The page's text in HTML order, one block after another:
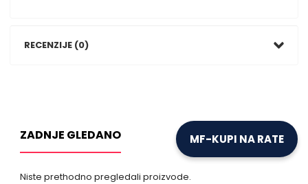
RECENZIJE (0)
ZADNJE GLEDANO
Niste prethodno pregledali proizvode.
MF-KUPI NA RATE